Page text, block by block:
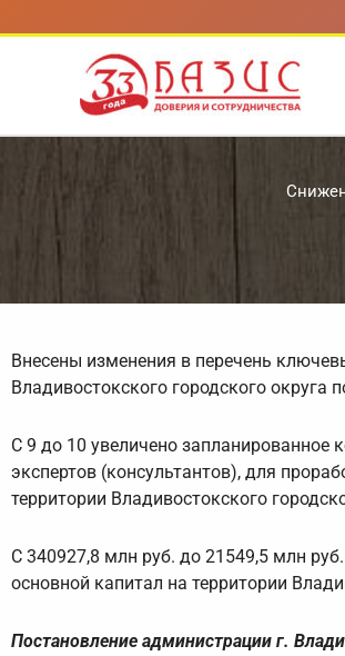
к
содержимому
Внесены изменения в перечень
Владивостокского городского
С 9 до 10 увеличено запланированное
экспертов (консультантов), для
территории Владивостокского
С 340927,8 млн руб. до 21549,5 млн
основной капитал на территории
Постановление администрации г.